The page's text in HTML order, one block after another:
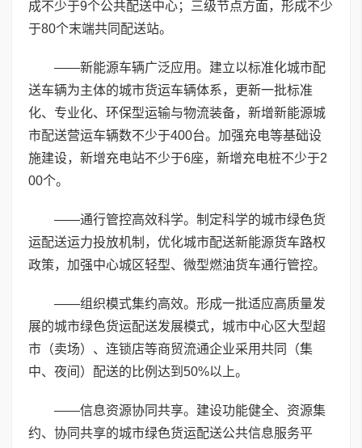
成不少于9个公共配送中心；三级节点方面，形成不少
于80个末端共同配送站。
——新能源车辆广泛应用。建立以标准化城市配
送车辆为主体的城市货运车辆体系，更新一批标准
化、专业化、环保型运输与物流装备，新增新能源城
市配送营运车辆数不少于400台。加强充电等基础设
施建设，新增充电站不少于6座，新增充电桩不少于2
00个。
——通行管控高效科学。制定科学的城市绿色货
运配送运力投放机制，优化城市配送新能源货车路权
政策，加强中心城区轻型、微型燃油货车通行管控。
——组织模式集约高效。形成一批适应高质量发
展的城市绿色货运配送发展模式，城市中心区大型超
市（卖场）、连锁店等商贸流通企业采用共同（集
中、夜间）配送的比例达到50%以上。
——信息资源协同共享。建设功能健全、资源集
约、协同共享的城市绿色货运配送公共信息服务平